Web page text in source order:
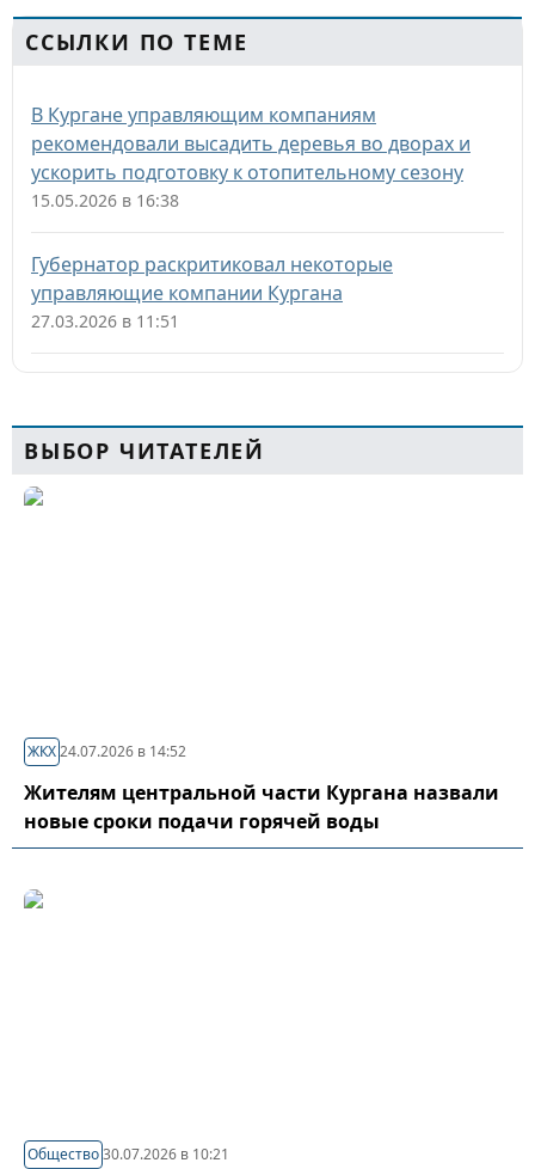
ССЫЛКИ ПО ТЕМЕ
В Кургане управляющим компаниям
рекомендовали высадить деревья во дворах и
ускорить подготовку к отопительному сезону
15.05.2026 в 16:38
Губернатор раскритиковал некоторые
управляющие компании Кургана
27.03.2026 в 11:51
ВЫБОР ЧИТАТЕЛЕЙ
ЖКХ24.07.2026 в 14:52
Жителям центральной части Кургана назвали
новые сроки подачи горячей воды
Общество30.07.2026 в 10:21